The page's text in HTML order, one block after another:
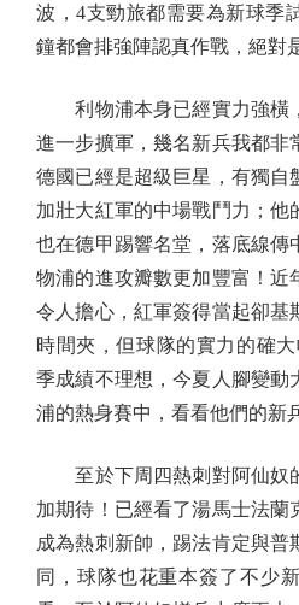
波，4支勁旅都需要為新球季
鐘都會排強陣認真作戰，絕對
利物浦本身已經實力強橫
進一步擴軍，幾名新兵我都非
德國已經是超級巨星，有獨自
加壯大紅軍的中場戰鬥力；他
也在德甲踢響名堂，落底線傳
物浦的進攻瓣數更加豐富！近
令人擔心，紅軍簽得當起卻基
時間夾，但球隊的實力的確
季成績不理想，今夏人腳變動
浦的熱身賽中，看看他們的新
至於下周四熱刺對阿仙奴
加期待！已經看了湯馬士法蘭
成為熱刺新帥，踢法肯定與普
同，球隊也花重本簽了不少